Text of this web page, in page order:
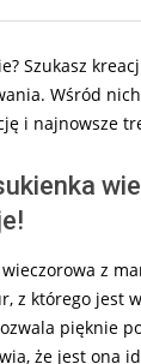
Szukasz
Wśród
i najnowsze
wieczorowa z
z którego jest
pięknie
że jest ona